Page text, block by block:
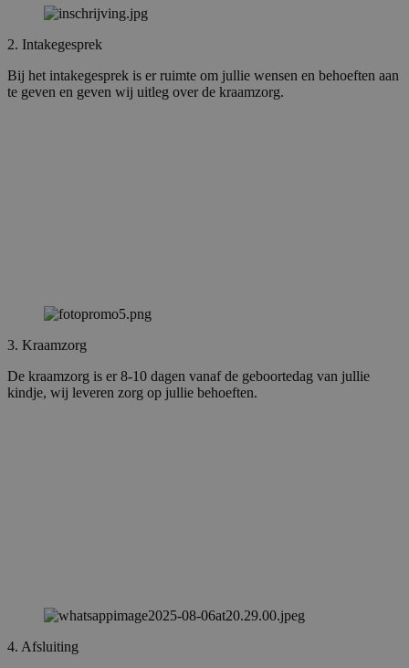
2. Intakegesprek
Bij het intakegesprek is er ruimte om jullie wensen en behoeften aan
te geven en geven wij uitleg over de kraamzorg.
3. Kraamzorg
De kraamzorg is er 8-10 dagen vanaf de geboortedag van jullie
kindje, wij leveren zorg op jullie behoeften.
4. Afsluiting